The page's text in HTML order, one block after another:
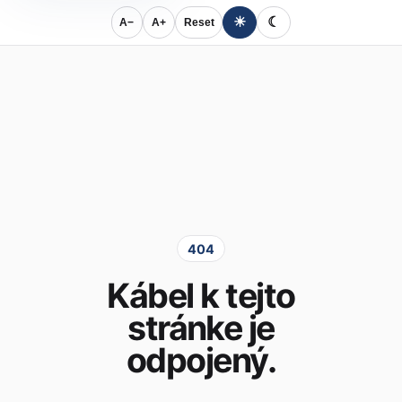
A− A+ Reset ☀ ☾
404
Kábel k tejto
stránke je
odpojený.